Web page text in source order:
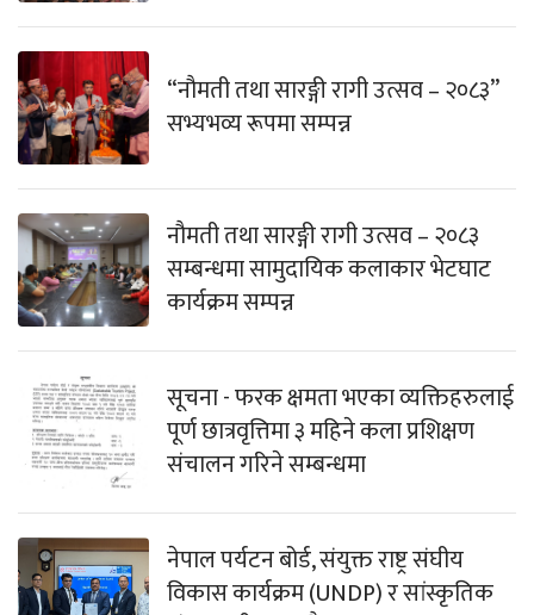
“नौमती तथा सारङ्गी रागी उत्सव – २०८३”
सभ्यभव्य रूपमा सम्पन्न
नौमती तथा सारङ्गी रागी उत्सव – २०८३
सम्बन्धमा सामुदायिक कलाकार भेटघाट
कार्यक्रम सम्पन्न
सूचना - फरक क्षमता भएका व्यक्तिहरुलाई
पूर्ण छात्रवृत्तिमा ३ महिने कला प्रशिक्षण
संचालन गरिने सम्बन्धमा
नेपाल पर्यटन बोर्ड, संयुक्त राष्ट्र संघीय
विकास कार्यक्रम (UNDP) र सांस्कृतिक